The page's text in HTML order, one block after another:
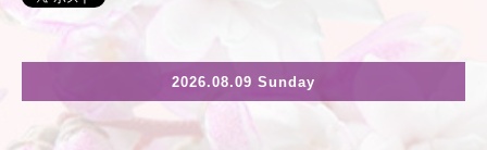
2026.08.09 Sunday